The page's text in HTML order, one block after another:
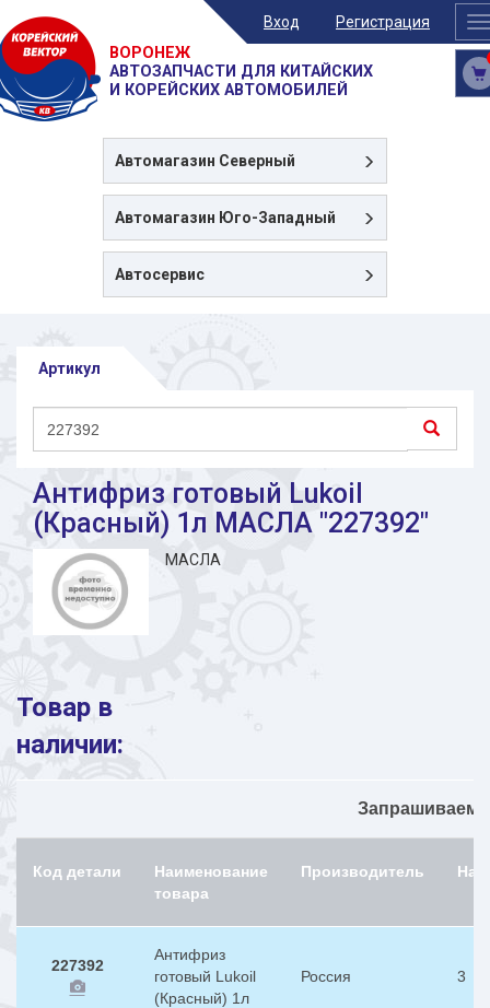
Вход Регистрация
ВОРОНЕЖ
АВТОЗАПЧАСТИ ДЛЯ КИТАЙСКИХ
И КОРЕЙСКИХ АВТОМОБИЛЕЙ
Автомагазин Северный
Автомагазин Юго-Западный
Автосервис
Артикул
Антифриз готовый Lukoil
(Красный) 1л МАСЛА "227392"
МАСЛА
Товар в
наличии:
Код детали
Наименование
товара
Производитель
227392
Антифриз
готовый Lukoil
(Красный) 1л
Россия 3